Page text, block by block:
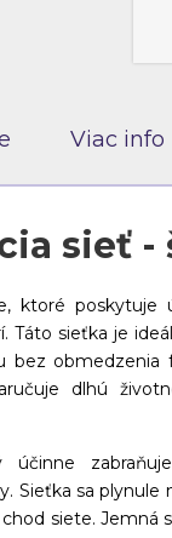
Viac info
sieť
ktoré poskytuje
Táto sieťka je
bez obmedzenia
dlhú
sa
siete.